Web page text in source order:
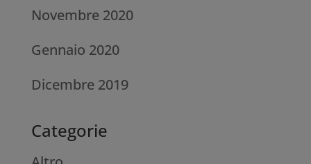
Novembre 2020
Gennaio 2020
Dicembre 2019
Categorie